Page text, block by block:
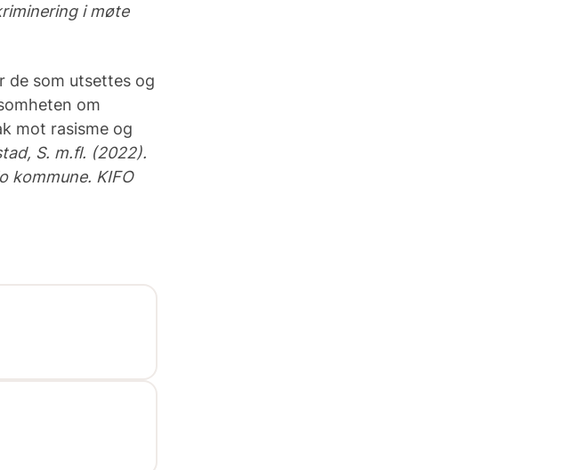
i møte
de som utsettes og
om
mot rasisme og
S. m.fl. (2022).
kommune. KIFO